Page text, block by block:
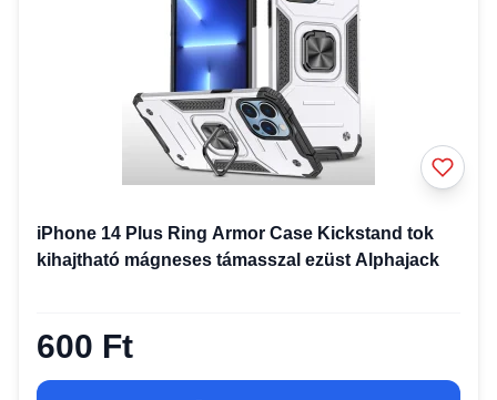
iPhone 14 Plus Ring Armor Case Kickstand tok
kihajtható mágneses támasszal ezüst Alphajack
600 Ft